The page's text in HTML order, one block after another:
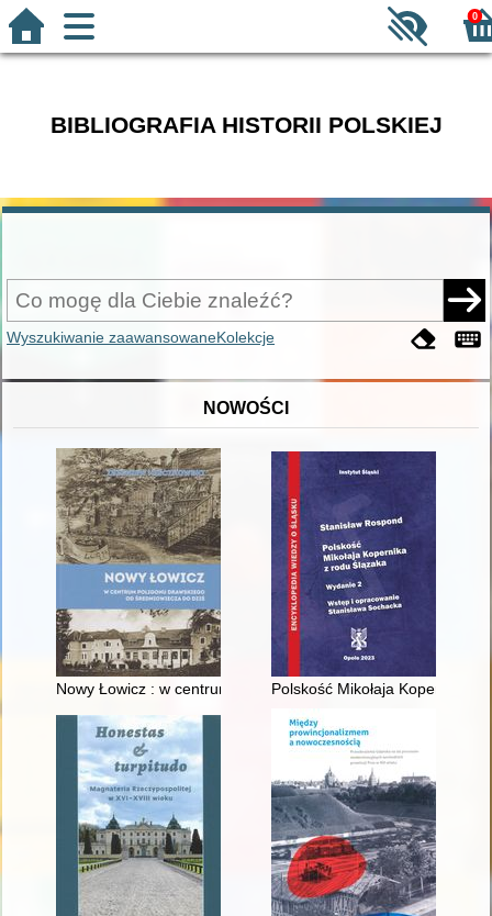
0
BIBLIOGRAFIA HISTORII POLSKIEJ
Wyszukiwanie zaawansowaneKolekcje
NOWOŚCI
Nowy Łowicz : w centrum poligonu drawskiego od
Polskość Mikołaja Kopernika z